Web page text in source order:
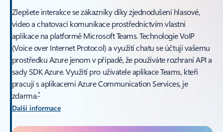
Zlepšete interakce se zákazníky díky zjednodušení hlasové,
video a chatovací komunikace prostřednictvím vlastní
aplikace na platformě Microsoft Teams. Technologie VoIP
(Voice over Internet Protocol) a využití chatu se účtují vašemu
prostředku Azure jenom v případě, že používáte rozhraní API a
sady SDK Azure. Využití pro uživatele aplikace Teams, kteří
pracují s aplikacemi Azure Communication Services, je
zdarma.*
Další informace